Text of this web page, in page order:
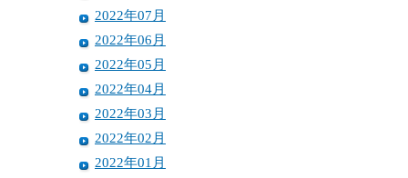
2022年07月
2022年06月
2022年05月
2022年04月
2022年03月
2022年02月
2022年01月